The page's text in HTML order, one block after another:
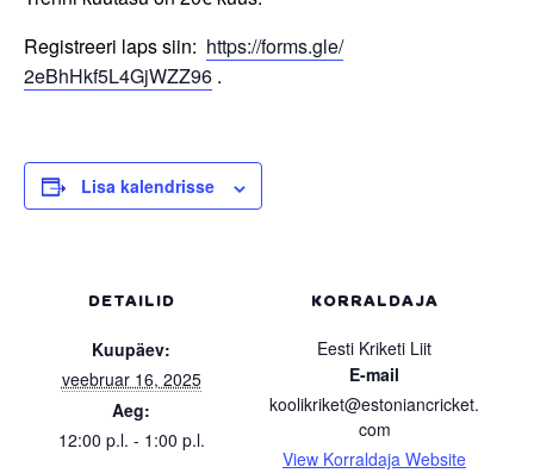
Registreeri laps siin: https://forms.gle/
2eBhHkf5L4GjWZZ96 .
Lisa kalendrisse
DETAILID
Kuupäev:
veebruar 16, 2025
Aeg:
12:00 p.l. - 1:00 p.l.
KORRALDAJA
Eesti Kriketi Liit
E-mail
koolikriket@estoniancricket.
com
View Korraldaja Website